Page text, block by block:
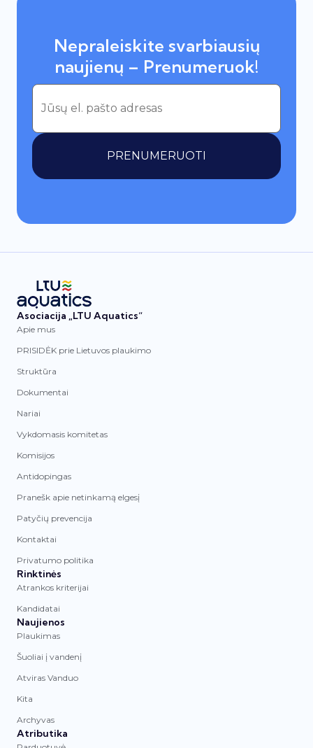
Nepraleiskite svarbiausių
naujienų – Prenumeruok!
PRENUMERUOTI
Asociacija „LTU Aquatics“
Apie mus
PRISIDĖK prie Lietuvos plaukimo
Struktūra
Dokumentai
Nariai
Vykdomasis komitetas
Komisijos
Antidopingas
Pranešk apie netinkamą elgesį
Patyčių prevencija
Kontaktai
Privatumo politika
Rinktinės
Atrankos kriterijai
Kandidatai
Naujienos
Plaukimas
Šuoliai į vandenį
Atviras Vanduo
Kita
Archyvas
Atributika